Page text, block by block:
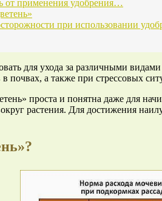
от применения удобрения…
при использовании
для ухода за различными
почвах, а также при стрессовых
проста и понятна даже для
растения. Для достижения